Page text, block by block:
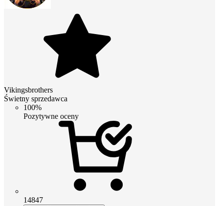
Vikingsbrothers
Świetny sprzedawca
100%
Pozytywne oceny
14847